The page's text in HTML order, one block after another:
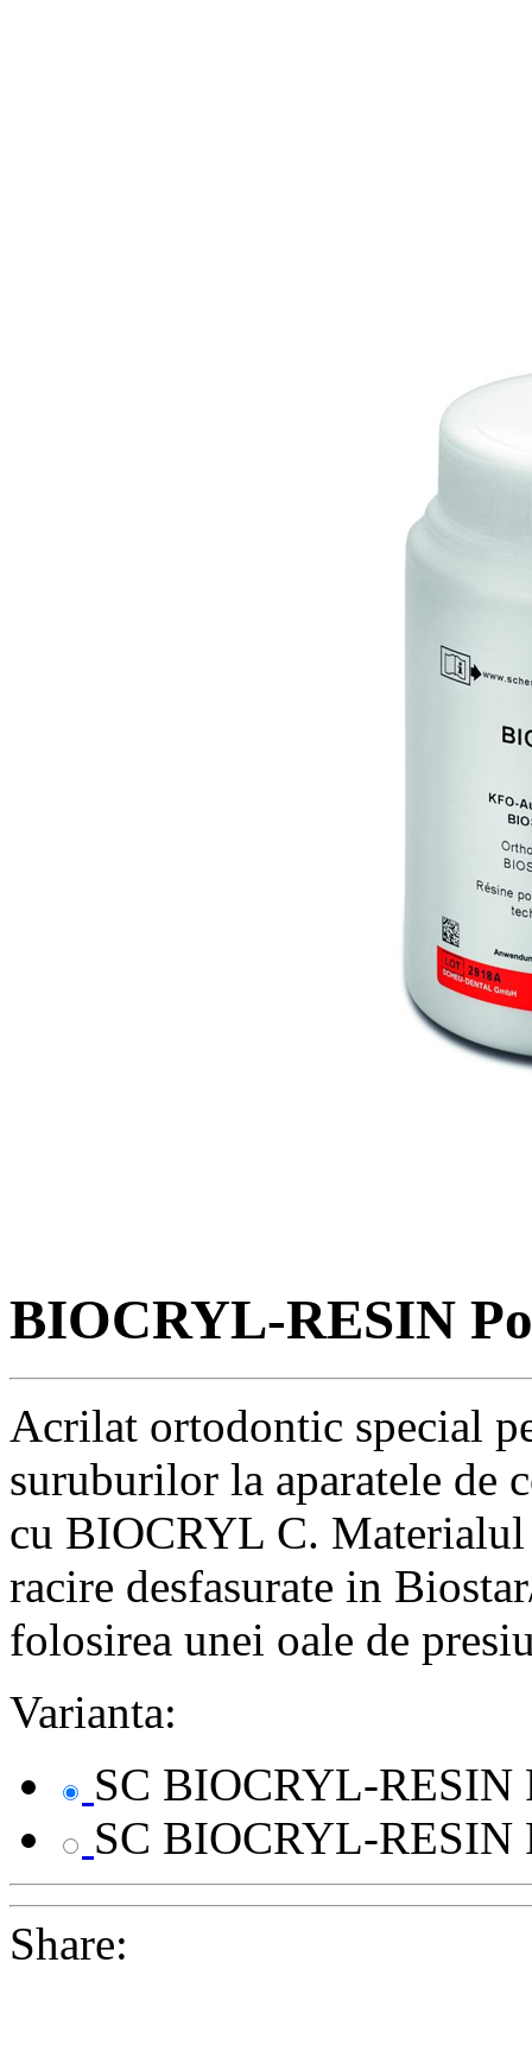
BIOCRYL-RESIN
Acrilat ortodontic special
suruburilor la aparatele de
cu BIOCRYL C.
racire desfasurate in
folosirea unei oale de
Varianta:
SC BIOCRYL-RESIN
SC BIOCRYL-RESIN
Share: